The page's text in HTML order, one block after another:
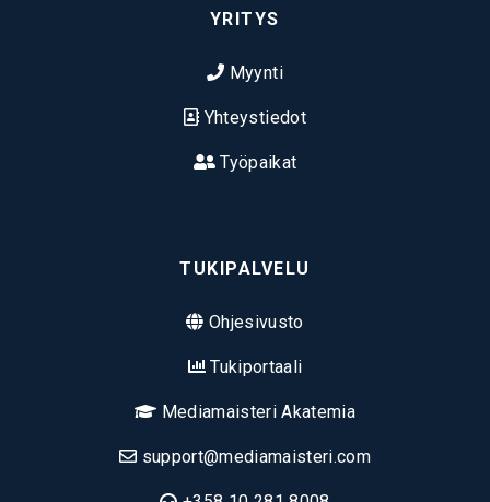
YRITYS
Myynti
Yhteystiedot
Työpaikat
TUKIPALVELU
Ohjesivusto
Tukiportaali
Mediamaisteri Akatemia
support@mediamaisteri.com